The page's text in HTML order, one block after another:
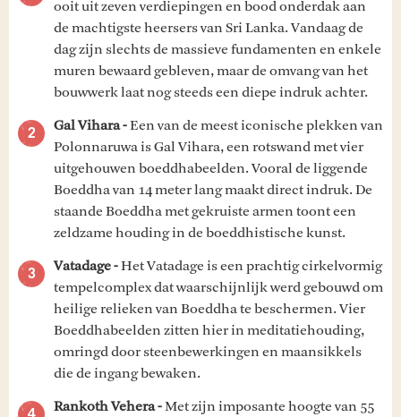
ooit uit zeven verdiepingen en bood onderdak aan
de machtigste heersers van Sri Lanka. Vandaag de
dag zijn slechts de massieve fundamenten en enkele
muren bewaard gebleven, maar de omvang van het
bouwwerk laat nog steeds een diepe indruk achter.
Gal Vihara -Een van de meest iconische plekken van
Polonnaruwa is Gal Vihara, een rotswand met vier
uitgehouwen boeddhabeelden. Vooral de liggende
Boeddha van 14 meter lang maakt direct indruk. De
staande Boeddha met gekruiste armen toont een
zeldzame houding in de boeddhistische kunst.
Vatadage -Het Vatadage is een prachtig cirkelvormig
tempelcomplex dat waarschijnlijk werd gebouwd om
heilige relieken van Boeddha te beschermen. Vier
Boeddhabeelden zitten hier in meditatiehouding,
omringd door steenbewerkingen en maansikkels
die de ingang bewaken.
Rankoth Vehera -Met zijn imposante hoogte van 55